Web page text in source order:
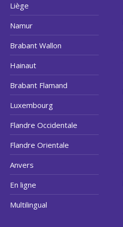
Liège
Namur
Brabant Wallon
Hainaut
Brabant Flamand
Luxembourg
Flandre Occidentale
Flandre Orientale
Anvers
En ligne
Multilingual